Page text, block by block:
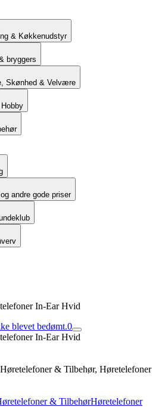
& Køkkenudstyr
bryggers
Skønhed & Velvære
andre gode priser
In-Ear Hvid
blevet bedømt.0
In-Ear Hvid
& Tilbehør, Høretelefoner
& TilbehørHøretelefoner